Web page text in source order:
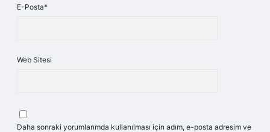
E-Posta*
Web Sitesi
Daha sonraki yorumlarımda kullanılması için adım, e-posta adresim ve